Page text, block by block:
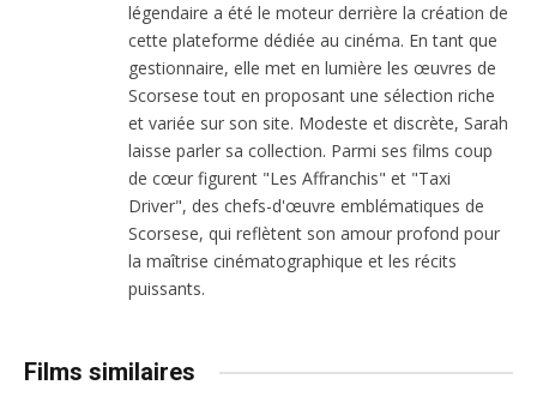
légendaire a été le moteur derrière la création de
cette plateforme dédiée au cinéma. En tant que
gestionnaire, elle met en lumière les œuvres de
Scorsese tout en proposant une sélection riche
et variée sur son site. Modeste et discrète, Sarah
laisse parler sa collection. Parmi ses films coup
de cœur figurent "Les Affranchis" et "Taxi
Driver", des chefs-d'œuvre emblématiques de
Scorsese, qui reflètent son amour profond pour
la maîtrise cinématographique et les récits
puissants.
Films similaires